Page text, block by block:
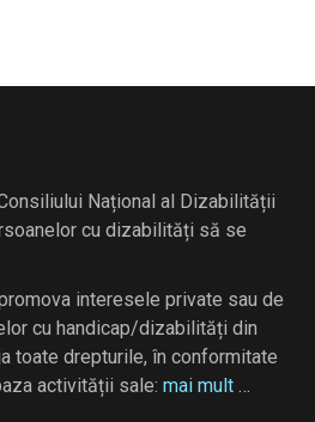
Național al Dizabilității
cu dizabilități să se
interesele private sau de
cu handicap/dizabilități din
toate drepturile, în conformitate
activității sale: mai mult …